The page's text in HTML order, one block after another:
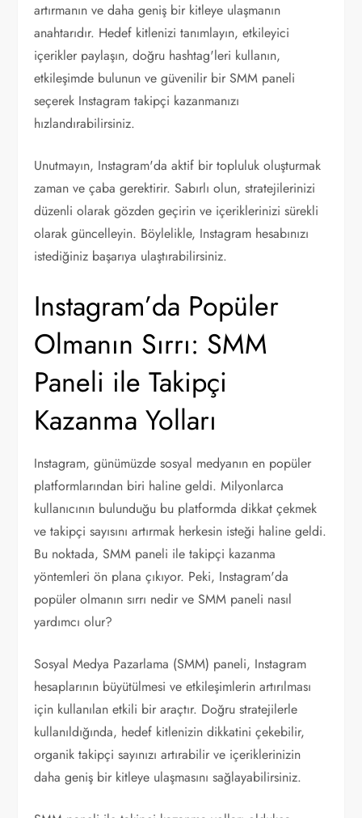
artırmanın ve daha geniş bir kitleye ulaşmanın
anahtarıdır. Hedef kitlenizi tanımlayın, etkileyici
içerikler paylaşın, doğru hashtag'leri kullanın,
etkileşimde bulunun ve güvenilir bir SMM paneli
seçerek Instagram takipçi kazanmanızı
hızlandırabilirsiniz.
Unutmayın, Instagram'da aktif bir topluluk oluşturmak
zaman ve çaba gerektirir. Sabırlı olun, stratejilerinizi
düzenli olarak gözden geçirin ve içeriklerinizi sürekli
olarak güncelleyin. Böylelikle, Instagram hesabınızı
istediğiniz başarıya ulaştırabilirsiniz.
Instagram’da Popüler
Olmanın Sırrı: SMM
Paneli ile Takipçi
Kazanma Yolları
Instagram, günümüzde sosyal medyanın en popüler
platformlarından biri haline geldi. Milyonlarca
kullanıcının bulunduğu bu platformda dikkat çekmek
ve takipçi sayısını artırmak herkesin isteği haline geldi.
Bu noktada, SMM paneli ile takipçi kazanma
yöntemleri ön plana çıkıyor. Peki, Instagram'da
popüler olmanın sırrı nedir ve SMM paneli nasıl
yardımcı olur?
Sosyal Medya Pazarlama (SMM) paneli, Instagram
hesaplarının büyütülmesi ve etkileşimlerin artırılması
için kullanılan etkili bir araçtır. Doğru stratejilerle
kullanıldığında, hedef kitlenizin dikkatini çekebilir,
organik takipçi sayınızı artırabilir ve içeriklerinizin
daha geniş bir kitleye ulaşmasını sağlayabilirsiniz.